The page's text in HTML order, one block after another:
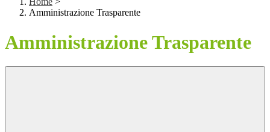
Amministrazione Trasparente
Amministrazione Trasparente